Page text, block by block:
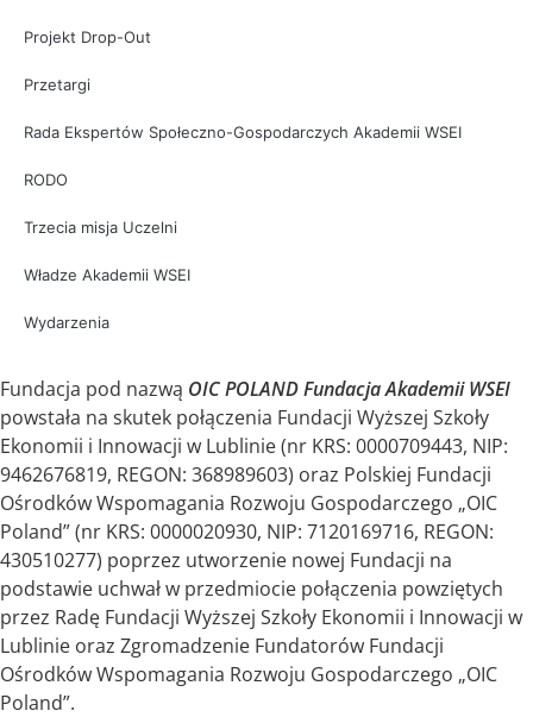
Projekt Drop-Out
Przetargi
Rada Ekspertów Społeczno-Gospodarczych Akademii WSEI
RODO
Trzecia misja Uczelni
Władze Akademii WSEI
Wydarzenia
Fundacja pod nazwą OIC POLAND Fundacja Akademii WSEI
powstała na skutek połączenia Fundacji Wyższej Szkoły
Ekonomii i Innowacji w Lublinie (nr KRS: 0000709443, NIP:
9462676819, REGON: 368989603) oraz Polskiej Fundacji
Ośrodków Wspomagania Rozwoju Gospodarczego „OIC
Poland” (nr KRS: 0000020930, NIP: 7120169716, REGON:
430510277) poprzez utworzenie nowej Fundacji na
podstawie uchwał w przedmiocie połączenia powziętych
przez Radę Fundacji Wyższej Szkoły Ekonomii i Innowacji w
Lublinie oraz Zgromadzenie Fundatorów Fundacji
Ośrodków Wspomagania Rozwoju Gospodarczego „OIC
Poland”.